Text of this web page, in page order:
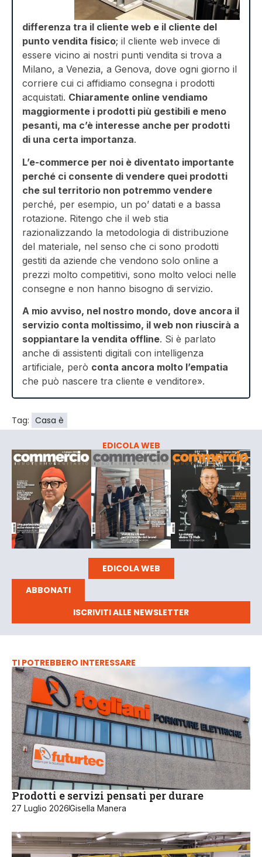
differenza tra il cliente web e il cliente del
punto vendita fisico; il cliente web invece di
essere vicino ai nostri punti vendita si trova a
Milano, a Venezia, a Genova, dove ogni giorno il
corriere cui ci affidiamo consegna i prodotti
acquistati. Chiaramente online vendiamo
maggiormente i prodotti più gestibili e meno
pesanti, ma c’è interesse anche per prodotti
di una certa importanza.
L’e-commerce per noi è diventato importante
perché ci consente di vendere quei prodotti
che sul territorio non potremmo vendere
perché, per esempio, un po’ datati e a bassa
rotazione. Ritengo che il web stia
razionalizzando la metodologia di distribuzione
del materiale, nel senso che ci sono prodotti
gestiti da aziende che vendono solo online a
prezzi molto competitivi, sono molto veloci nelle
consegne e non hanno bisogno di servizio.
A mio avviso, nel nostro mondo, dove ancora il
servizio conta moltissimo, il web non riuscirà a
soppiantare la vendita offline. Si è parlato
anche di assistenti digitali con intelligenza
artificiale, però conta ancora molto l’empatia
che può nascere tra cliente e venditore».
Tag: Casa è
EDICOLA WEB
EDICOLA WEB
ABBONATI
ISCRIVITI ALLE NEWSLETTER
TI POTREBBERO INTERESSARE
Prodotti e servizi pensati per durare
27 Luglio 2026Gisella Manera